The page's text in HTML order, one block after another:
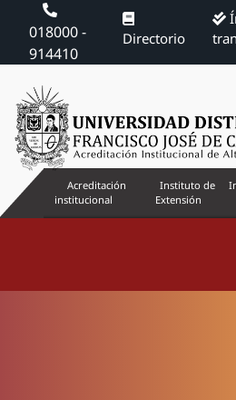
018000 -
914410
Directorio
Acreditación
institucional
Instituto de
Extensión